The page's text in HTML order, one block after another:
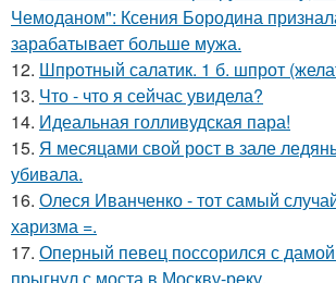
Чемоданом": Ксения Бородина
зарабатывает больше мужа.
12. Шпротный салатик. 1 б. шпрот
13. Что - что я сейчас увидела?
14. Идеальная голливудская пара!
15. Я месяцами свой рост в зале
убивала.
16. Олеся Иванченко - тот самый
харизма =.
17. Оперный певец поссорился с